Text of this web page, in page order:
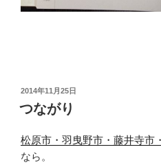
投
日:
2014年11月25日
つながり
松原市・羽曳野市・藤井寺市
なら。